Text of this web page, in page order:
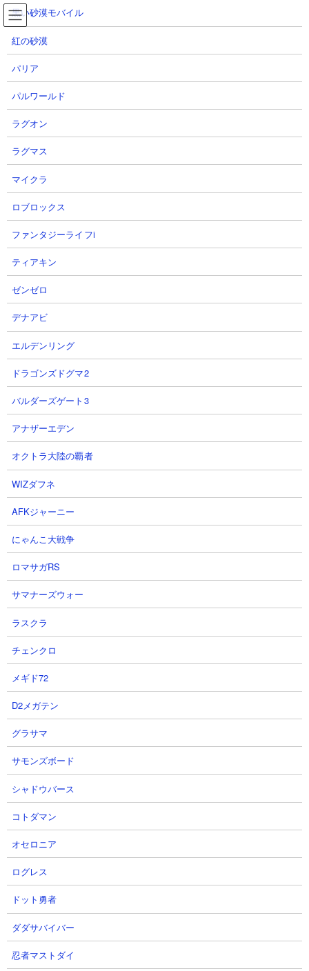
コ
ン
ナ
ビ
ノーマル・アクティビティ 攻略動画集
TOP
にゃんこ大戦争
ノーマル・アクティビティ 攻略動画集
ノーマル・アクティビティ 攻略動画集
【ステージ概要】
真・レジェンドステージ「キネマ怪館」の「ノーマル・アクティ
ビティ」の攻略動画まとめページです。一定時間経過すると出現
するパラサイトブンブンと超町長のコンビがボスで、合わせて多
くのツバメンズとド鳩・サブ・レーが飛んできます。パラサイト
ブンブン用に用意したエイリアン妨害キャラが敵城の呪い砲や超
町長で無力化されるのが負けパターンです。超町長のHPはそれほ
ど高くないので、パラサイトブンブンをKBさせたり吹っ飛ばした
りしながら超町長を前線に引っ張り出して早めに処理していくと
有利に戦えるようになるでしょう。
注意すべき敵
パラサイトブンブン
体力： 3,000,000
攻撃力： 35,552
射程： 200（範囲）
KB： 5回
特殊能力： 5％の確率で波動レベル1を放つ
属性： エイリアン、浮いてる敵
超町長
体力： 800,000
攻撃力： 11,111
射程： -440～440（全方位範囲攻撃、感知射程340）
KB： 1回
特殊能力： 100％の確率で古代の呪いを2秒間付与
黒い砂漠モバイル
紅の砂漠
パリア
パルワールド
ラグオン
ラグマス
マイクラ
ロブロックス
ファンタジーライフi
ティアキン
ゼンゼロ
デナアビ
エルデンリング
ドラゴンズドグマ2
バルダーズゲート3
アナザーエデン
オクトラ大陸の覇者
WIZダフネ
AFKジャーニー
にゃんこ大戦争
ロマサガRS
サマナーズウォー
ラスクラ
チェンクロ
メギド72
D2メガテン
グラサマ
サモンズボード
シャドウバース
コトダマン
オセロニア
ログレス
ドット勇者
ダダサバイバー
忍者マストダイ